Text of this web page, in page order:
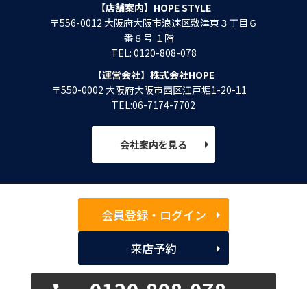
【店舗案内】HOPE STYLE
〒556-0012 大阪府大阪市浪速区敷津東３丁目６
番８号 １階
TEL: 0120-808-078
【運営会社】株式会社HOPE
〒550-0002 大阪府大阪市西区江戸堀1-20-11
TEL:06-7174-7702
会社案内を見る
会員登録・ログイン
来店予約